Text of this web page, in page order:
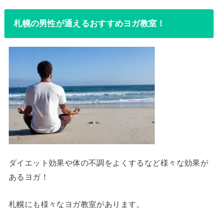
札幌の男性が通えるおすすめヨガ教室！
ダイエット効果や体の不調をよくするなど様々な効果が
あるヨガ！
札幌にも様々なヨガ教室があります。